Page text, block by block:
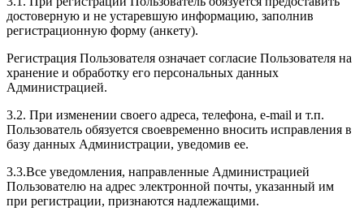
достоверную и не устаревшую информацию, заполнив
регистрационную форму (анкету).
Регистрация Пользователя означает согласие Пользователя на
хранение и обработку его персональных данных
Администрацией.
3.2. При изменении своего адреса, телефона, e-mail и т.п.
Пользователь обязуется своевременно вносить исправления в
базу данных Администрации, уведомив ее.
3.3.Все уведомления, направленные Администрацией
Пользователю на адрес электронной почты, указанный им
при регистрации, признаются надлежащими.